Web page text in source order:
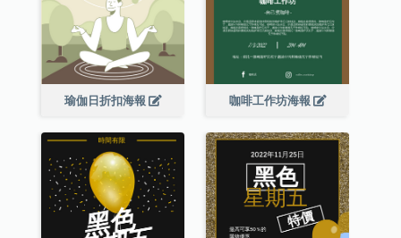
瑜伽日折扣海報 咖啡工作坊海報